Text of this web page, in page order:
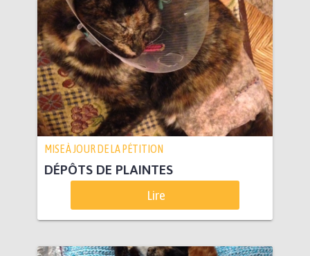
MISE À JOUR DE LA PÉTITION
DÉPÔTS DE PLAINTES
Lire